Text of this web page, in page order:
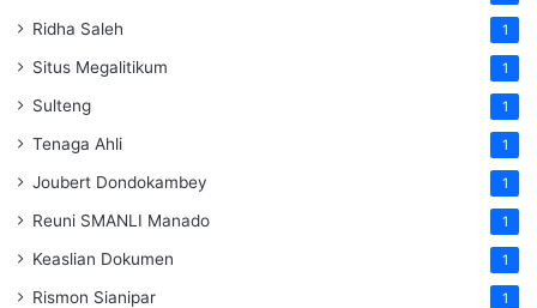
Ridha Saleh 1
Situs Megalitikum 1
Sulteng 1
Tenaga Ahli 1
Joubert Dondokambey 1
Reuni SMANLI Manado 1
Keaslian Dokumen 1
Rismon Sianipar 1